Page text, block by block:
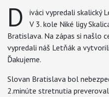
D
iváci vypredali skalický
V 3. kole Niké ligy
Bratislava. Na zápas si našlo
vypredali náš Letňák a
Ďakujeme.
Slovan Bratislava bol
2.minúte stretnutia